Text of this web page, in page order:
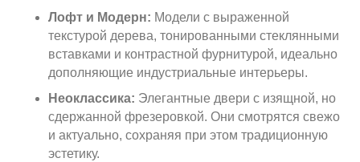
Лофт и Модерн: Модели с выраженной
текстурой дерева, тонированными стеклянными
вставками и контрастной фурнитурой, идеально
дополняющие индустриальные интерьеры.
Неоклассика: Элегантные двери с изящной, но
сдержанной фрезеровкой. Они смотрятся свежо
и актуально, сохраняя при этом традиционную
эстетику.